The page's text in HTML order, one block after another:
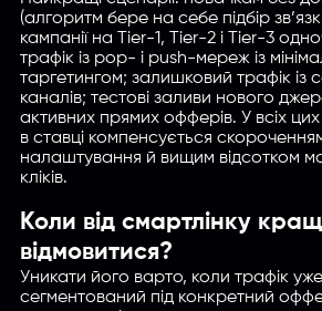
(алгоритм бере на себе підбір
кампанії на Tier-1, Tier-2 і Tier-3
трафік із pop- і push-мереж із
таргетингом; залишковий трафік із
каналів; тестові заливи нового
активних прямих офферів. У всіх
в ставці компенсується
налаштування й вищим відсотком
кліків.
Коли від смартлінку
відмовитися?
Уникати його варто, коли трафік
сегментований під конкретний